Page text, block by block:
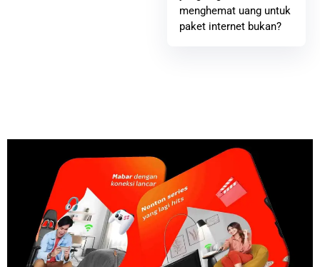
menghemat uang untuk
paket internet bukan?